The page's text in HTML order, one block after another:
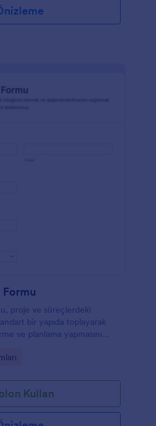
Formu
proje ve süreçlerdeki
bir yapıda toplayarak
ve planlama yapmasını
Kullan